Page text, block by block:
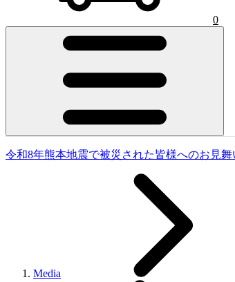
0
令和8年熊本地震で被災された皆様へのお見舞
Media